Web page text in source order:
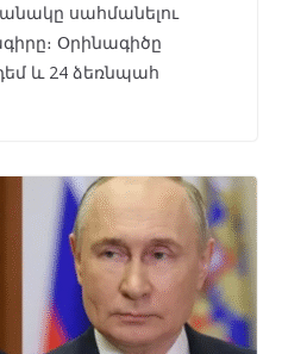
սահմանելու
Օրինագիծը
և 24 ձեռնպահ